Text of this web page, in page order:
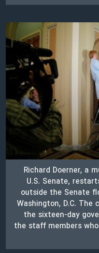
Richard Doerner, a
U.S. Senate,
outside the Senate
Washington, D.C. The
the sixteen-day
the staff members